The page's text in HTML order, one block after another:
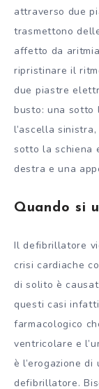
attraverso due
trasmettono
affetto da
ripristinare il
due piastre
busto: una sotto
l’ascella
sotto la schiena
destra e una
Quando si
Il defibrillatore
crisi cardiache
di solito è
questi casi
farmacologico
ventricolare e
è l’erogazione
defibrillatore.